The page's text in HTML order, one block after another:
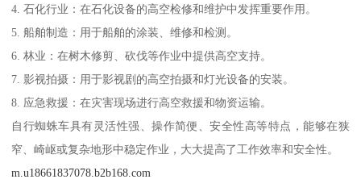
4. 石化行业：在石化设备的高空检修和维护中发挥重要作用。
5. 船舶制造：用于船舶的涂装、维修和检测。
6. 林业：在树木修剪、砍伐等作业中提供高空支持。
7. 影视拍摄：用于影视剧的高空拍摄和灯光设备的安装。
8. 应急救援：在灾害现场进行高空救援和物资运输。
自行蜘蛛车具有灵活性强、操作简便、安全性高等特点，能够在狭
窄、崎岖或复杂地形中稳定作业，大大提高了工作效率和安全性。
m.u18661837078.b2b168.com